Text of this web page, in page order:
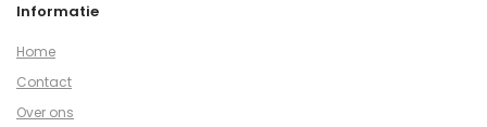
Informatie
Home
Contact
Over ons